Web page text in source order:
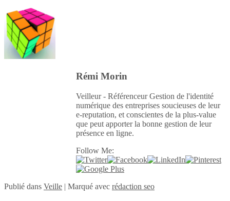
Rémi Morin
Veilleur - Référenceur Gestion de l'identité
numérique des entreprises soucieuses de leur
e-reputation, et conscientes de la plus-value
que peut apporter la bonne gestion de leur
présence en ligne.
Follow Me:
Publié dans Veille | Marqué avec rédaction seo